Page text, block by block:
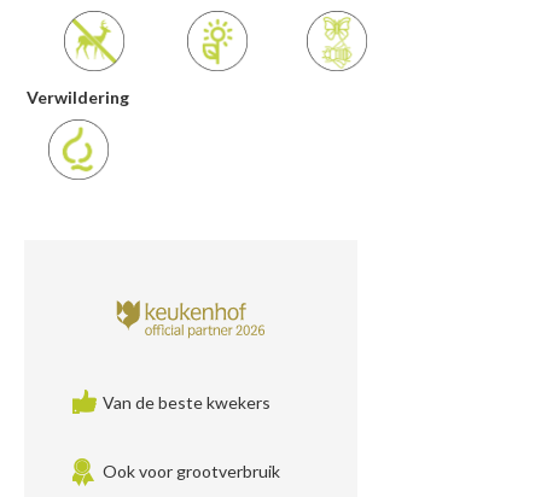
Verwildering
Van de beste kwekers
Ook voor grootverbruik